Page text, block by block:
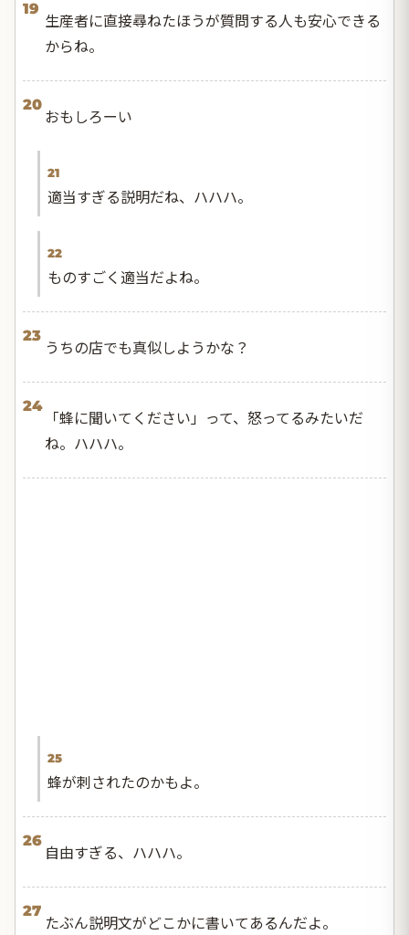
19
生産者に直接尋ねたほうが質問する人も安心できる
からね。
20
おもしろーい
21
適当すぎる説明だね、ハハハ。
22
ものすごく適当だよね。
23
うちの店でも真似しようかな？
24
「蜂に聞いてください」って、怒ってるみたいだ
ね。ハハハ。
25
蜂が刺されたのかもよ。
26
自由すぎる、ハハハ。
27
たぶん説明文がどこかに書いてあるんだよ。